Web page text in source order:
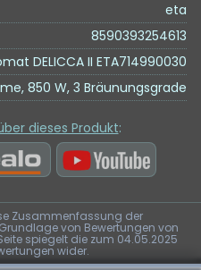
eta
8590393254613
DELICCA II ETA714990030
850 W, 3 Bräunungsgrade
dieses Produkt:
Zusammenfassung der
von Bewertungen von
spiegelt die zum 04.05.2025
wider.